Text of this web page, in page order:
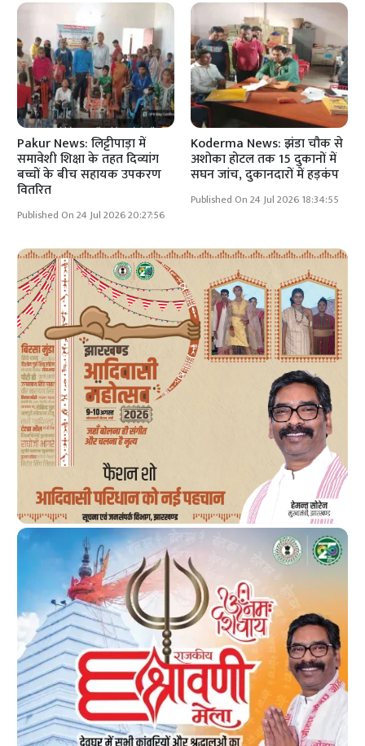
Pakur News: लिट्टीपाड़ा में
समावेशी शिक्षा के तहत दिव्यांग
बच्चों के बीच सहायक उपकरण
वितरित
Published On 24 Jul 2026 20:27:56
Koderma News: झंडा चौक से
अशोका होटल तक 15 दुकानों में
सघन जांच, दुकानदारों में हड़कंप
Published On 24 Jul 2026 18:34:55